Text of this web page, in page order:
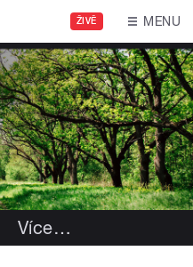
ŽIVĚ MENU
Více…